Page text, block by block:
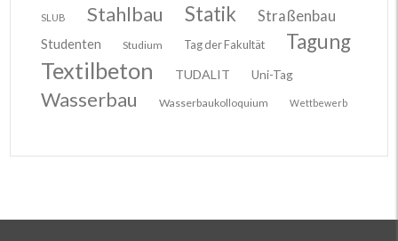
SLUB Stahlbau Statik Straßenbau
Studenten Studium Tag der Fakultät Tagung
Textilbeton TUDALIT Uni-Tag
Wasserbau Wasserbaukolloquium Wettbewerb